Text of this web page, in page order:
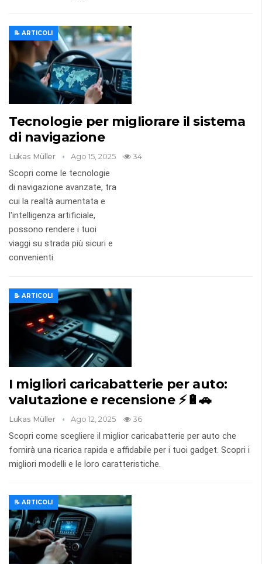
📝 ARTICOLI
Tecnologie per migliorare il sistema
di navigazione
Lukas Müller Ago 15, 2025 34
Scopri come le tecnologie
di navigazione avanzate, tra
cui la realtà aumentata e
l'intelligenza artificiale,
possono rendere i tuoi
viaggi su strada più sicuri e
convenienti.
📝 ARTICOLI
I migliori caricabatterie per auto:
valutazione e recensione ⚡🔋🚗
Lukas Müller Ago 12, 2025 36
Scopri come scegliere il miglior caricabatterie per auto che
fornirà una ricarica rapida e affidabile per i tuoi gadget. Scopri i
migliori modelli e le loro caratteristiche.
📝 ARTICOLI